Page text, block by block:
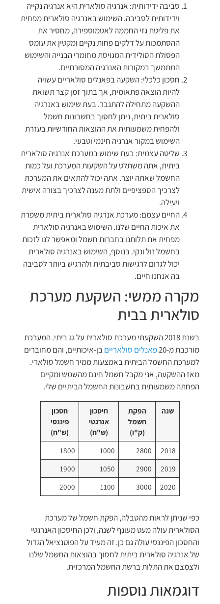
סביבה ידידותית: אנרגיה סולארית היא אנרגיה נקייה
וידידותית לסביבה. השימוש באנרגיה סולארית מפחית
את פליטת גזי החממה לאטמוספירה, מחסיר את
ההסתמכות על דלקים פחות נקיים ומקטין את עומס
הפסולת הסולידית המגויסת מחומרי הבנייה והשימוש
המתמשך במקורות האנרגיה המסורתיים.
חסכון כלכלי: השקעה בפאנלים סולאריים עשויה
להיות הוצאה פתאומית, אך בתוך זמן קצר תשואת
ההשקעה מתחילה להתגבר. בעת שימוש באנרגיה
סולארית ביתית, ניתן לחסוך בחשבונות חשמל
ולהפחית משמעותית את ההוצאות החודשיות בעזרת
השימוש במקור אנרגיה חינמי וטבעי.
שליטה עצמית: בעת שימוש במערכת אנרגיה סולארית
ביתית, אתה משתלט על השקעות המערכת ועל כמות
החשמל שאתה יוצר. אתה יכול להתאים את המערכת
לצרכיך הספציפיים ולתת מענה לצרכיך בצורה אישית
ויעילה.
החיים עצמם: מערכת אנרגיה סולארית ביתית משפרת
את איכות החיים שלנו. השימוש באנרגיה סולארית
מפחית את תלותנו בחברות חשמל ומאפשר לנו לזכות
בחשמל זול ונקי. בנוסף, השימוש באנרגיה סולארית
יכול לגרום לרגישות סביבתית ולהרגיש ביותר לסביבה
בה אנחנו חיים.
מקרה ממשי: השקעת מערכת
סולארית בבית
בשנת 2018 השקעתי מערכת סולארית על גג ביתי. המערכת
מורכבת מ-20
פאנלים סולארייםבן-איכותיים, והם מחוברים
למערכת החשמל הביתית באמצעות ממיר חשמל סולארי.
מאז ההשקעה, אני מקבל חשמל חינם מהשמש ומקיים
הפחתה משמעותית בחשבונות החשמל הביתיים שלי.
שנה
הפקת
חשמל
(ק"ו)
חיסכון
אנרגטי
(ש"ח)
חסכון
פיננסי
(ש"ח)
2018
2800
1000
1800
2019
2900
1050
1900
2020
3000
1100
2000
כפי שניתן לראות מהטבלה, הפקת חשמל של מערכת
הסולארית עולה מעט מעונף לשנה, ולכן החיסכון האנרגטי
והחסכון הפיננסי עולה גם כן. זה מעיד על הפוטנציאל הגדול
של אנרגיה סולארית ביתית לחסוך בהוצאות החשמל שלנו
ולצמצם את התלות ברשת החשמל המרכזית.
דוגמאות נוספות